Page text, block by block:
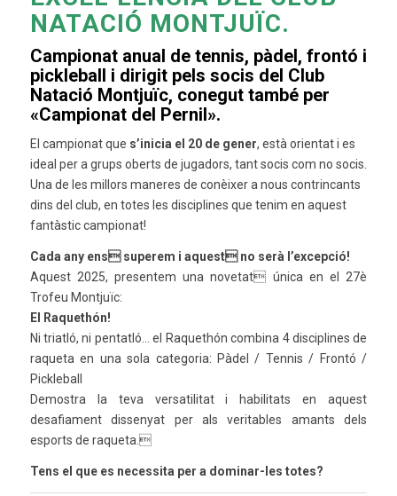
NATACIÓ MONTJUÏC.
Campionat anual de tennis, pàdel, frontó i
pickleball i dirigit pels socis del Club
Natació Montjuïc, conegut també per
«Campionat del Pernil».
El campionat que s’inicia el 20 de gener, està orientat i es
ideal per a grups oberts de jugadors, tant socis com no socis.
Una de les millors maneres de conèixer a nous contrincants
dins del club, en totes les disciplines que tenim en aquest
fantàstic campionat!
Cada any ens superem i aquest no serà l’excepció!
Aquest 2025, presentem una novetat única en el 27è
Trofeu Montjuïc:
El Raquethón!
Ni triatló, ni pentatló… el Raquethón combina 4 disciplines de
raqueta en una sola categoria: Pàdel / Tennis / Frontó /
Pickleball
Demostra la teva versatilitat i habilitats en aquest
desafiament dissenyat per als veritables amants dels
esports de raqueta.
Tens el que es necessita per a dominar-les totes?